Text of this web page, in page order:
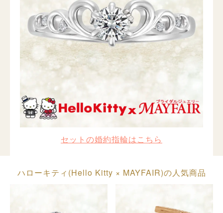
セットの婚約指輪はこちら
ハローキティ(Hello Kitty × MAYFAIR)の人気商品